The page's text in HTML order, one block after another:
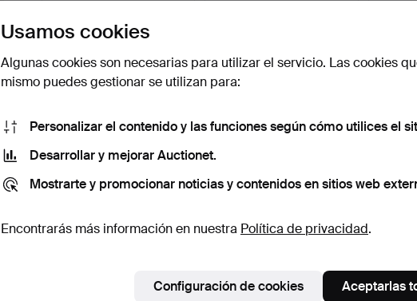
Subastado 12 oct 2024
Subastado 4 jul 2024
64 USD
Usamos cookies
Algunas cookies son necesarias para utilizar el servicio. Las cookies
mismo puedes gestionar se utilizan para:
Personalizar el contenido y las funciones según cómo utilices el
Desarrollar y mejorar Auctionet.
Mostrarte y promocionar noticias y contenidos en sitios web
Encontrarás más información en nuestra Política de privacidad.
Configuración de cookies Aceptarlas